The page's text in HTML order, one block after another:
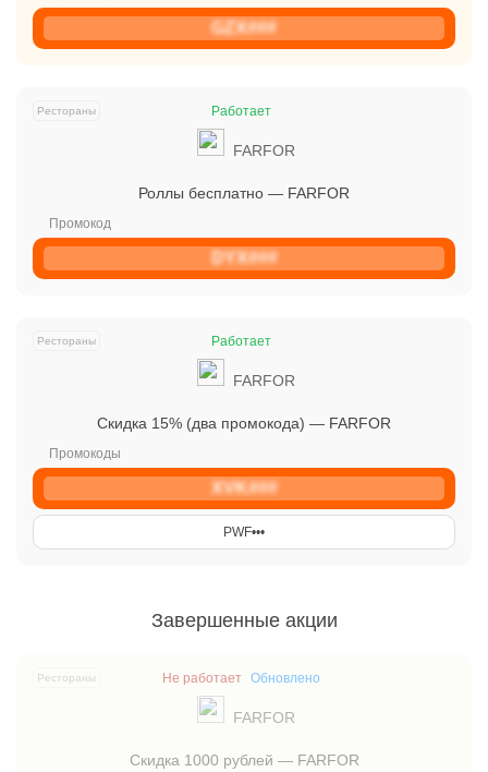
GZX###
Работает
FARFOR
Роллы бесплатно — FARFOR
DYX###
Рестораны
Работает
FARFOR
Скидка 15% (два промокода) — FARFOR
XVK###
PWF•󠁏󠁏•󠁏󠁏•󠁏󠁏
Рестораны
Завершенные акции
Не работает Обновлено
FARFOR
Скидка 1000 рублей — FARFOR
Рестораны
от 1000 рублей за одно видел.
Открыть полностью
Можешь предложить свои промокоды для публикации.